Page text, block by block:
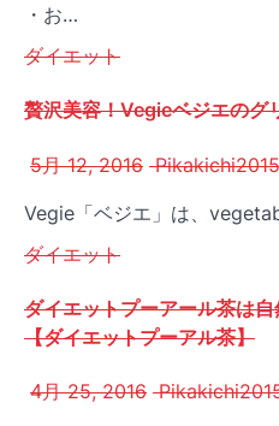
・お…
ダイエット
贅沢美容！Vegieベジエのグ
5月 12, 2016 Pikakichi2015
Vegie「ベジエ」は、
ダイエット
ダイエットプーアール茶は
【ダイエットプーアル茶】
4月 25, 2016